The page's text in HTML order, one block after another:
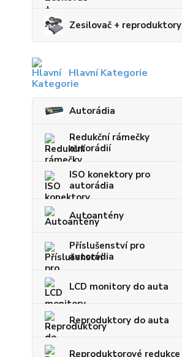
Zesilovač + reproduktory
Hlavní Kategorie
Autorádia
Redukční rámečky
autorádií
ISO konektory pro
autorádia
Autoantény
Příslušenství pro
autorádia
LCD monitory do auta
Reproduktory do auta
Reproduktorové redukce